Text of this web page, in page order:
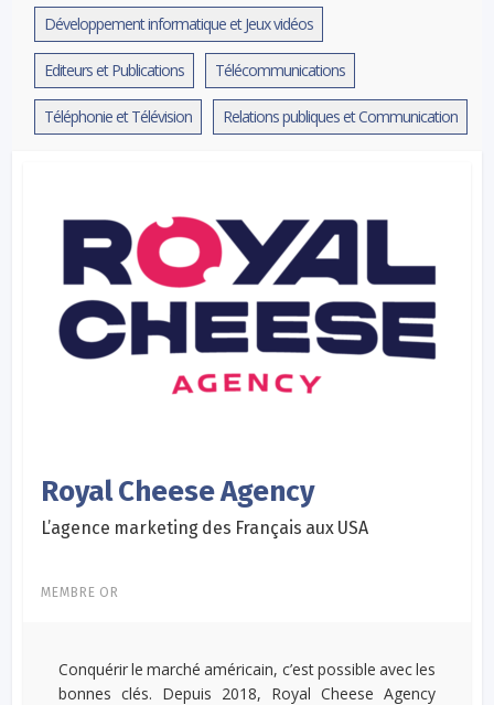
Développement informatique et Jeux vidéos
Editeurs et Publications Télécommunications
Téléphonie et Télévision Relations publiques et Communication
Royal Cheese Agency
L’agence marketing des Français aux USA
MEMBRE OR
Conquérir le marché américain, c’est possible avec les
bonnes clés. Depuis 2018, Royal Cheese Agency